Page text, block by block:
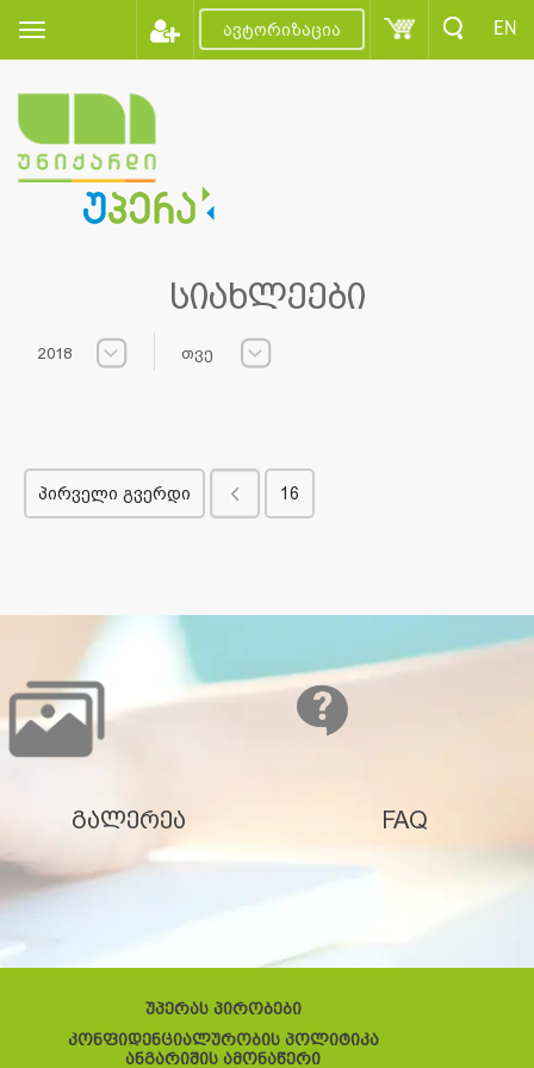
ავტორიზაცია EN
სიახლეები
2018 თვე
პირველი გვერდი 16
გალერეა FAQ
უპერას პირობები
კონფიდენციალურობის პოლიტიკა
ანგარიშის ამონაწერი